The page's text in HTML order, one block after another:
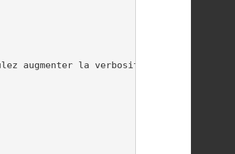
la verbositédes logs